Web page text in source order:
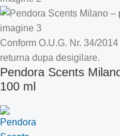
Conform O.U.G. Nr. 34/
returna dupa desigilare.
Pendora Scents
100 ml